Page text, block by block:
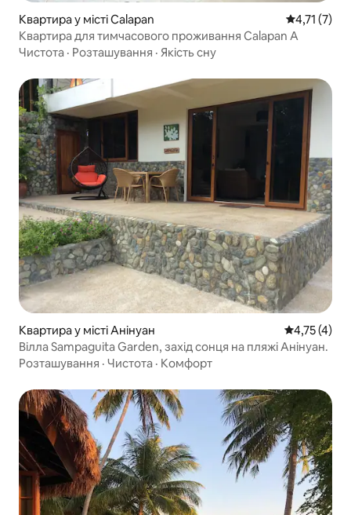
Квартира у місті Calapan Середня
4,71 (7)
Квартира для тимчасового проживання Calapan A
Чистота · Розташування · Якість сну
Квартира у місті Анінуан Середня
4,75 (4)
Вілла Sampaguita Garden, захід сонця на пляжі Анінуан.
Розташування · Чистота · Комфорт